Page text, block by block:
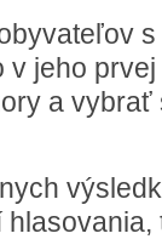
v jeho
a